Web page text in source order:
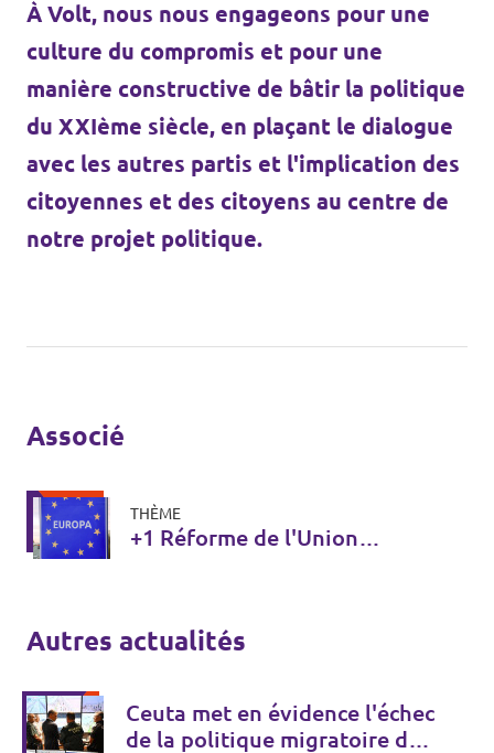
À Volt, nous nous engageons pour une
culture du compromis et pour une
manière constructive de bâtir la politique
du XXIème siècle, en plaçant le dialogue
avec les autres partis et l'implication des
citoyennes et des citoyens au centre de
notre projet politique.
Associé
THÈME
+1 Réforme de l'Union
Autres actualités
Ceuta met en évidence l'échec
de la politique migratoire de